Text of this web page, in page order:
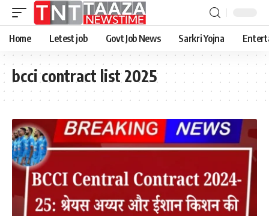
Home Letest job Govt Job News Sarkri Yojna
bcci contract list 2025